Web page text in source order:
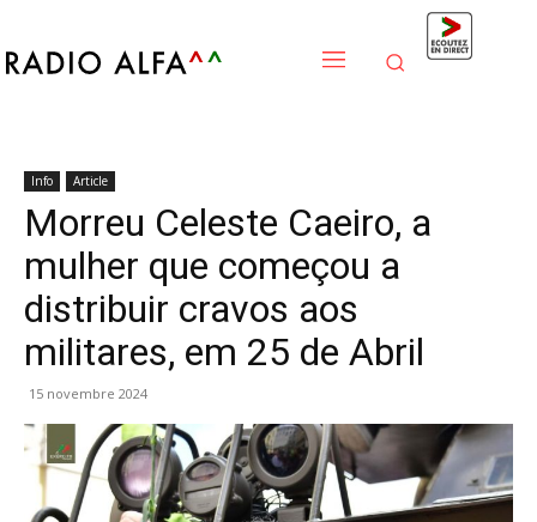
Info Article
Morreu Celeste Caeiro, a
mulher que começou a
distribuir cravos aos
militares, em 25 de Abril
15 novembre 2024